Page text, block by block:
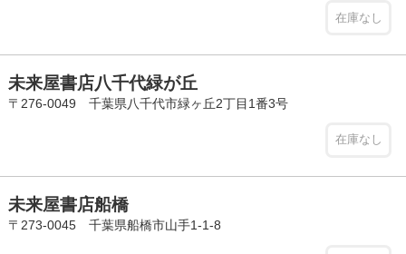
在庫なし
未来屋書店八千代緑が丘
〒276-0049 千葉県八千代市緑ヶ丘2丁目1番3号
在庫なし
未来屋書店船橋
〒273-0045 千葉県船橋市山手1-1-8